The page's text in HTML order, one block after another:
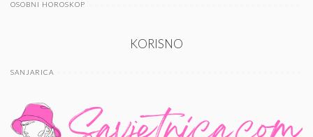
OSOBNI HOROSKOP
KORISNO
SANJARICA